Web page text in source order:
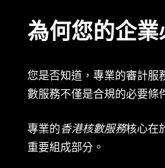
為何您的企
您是否知道，專業的審計服
數服務不僅是合規的必要條
專業的香港核數服務核心在
重要組成部分。